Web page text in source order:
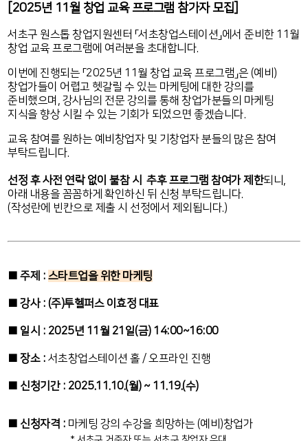
[2025년 11월 창업 교육 프로그램 참가자 모집]
서초구 원스톱 창업지원센터 「서초창업스테이션」에서 준비한 11월
창업 교육 프로그램에 여러분을 초대합니다.
이번에 진행되는 「2025년 11월 창업 교육 프로그램」은 (예비)
창업가들이 어렵고 헷갈릴 수 있는 마케팅에 대한 강의를
준비했으며, 강사님의 전문 강의를 통해 창업가분들의 마케팅
지식을 향상 시킬 수 있는 기회가 되었으면 좋겠습니다.
교육 참여를 원하는 예비창업자 및 기창업자 분들의 많은 참여
부탁드립니다.
선정 후 사전 연락 없이 불참 시 추후 프로그램 참여가 제한되니,
아래 내용을 꼼꼼하게 확인하신 뒤 신청 부탁드립니다.
(작성란에 빈칸으로 제출 시 선정에서 제외됩니다.)
■ 주제 : 스타트업을 위한 마케팅
■ 강사 : (주)투헬퍼스 이효정 대표
■ 일시 : 2025년 11월 21일(금) 14:00~16:00
■ 장소 : 서초창업스테이션 홀 / 오프라인 진행
■ 신청기간 : 2025.11.10.(월) ~ 11.19.(수)
■ 신청자격 : 마케팅 강의 수강을 희망하는 (예비)창업가